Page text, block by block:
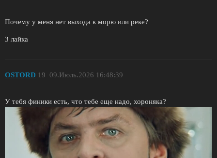
Почему у меня нет выхода к морю или реке?
3 лайка
OSTORD 09.Июль.2026 16:48:39
19
У тебя финики есть, что тебе еще надо, хороняка?